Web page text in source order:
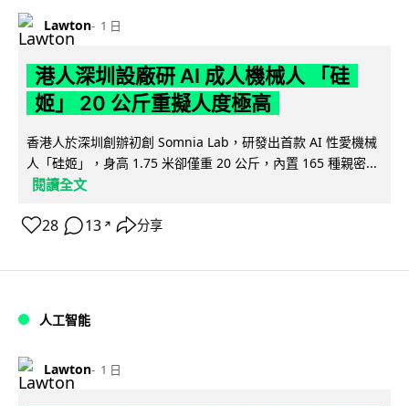
Lawton 1 日
港人深圳設廠研 AI 成人機械人 「硅
姬」 20 公斤重擬人度極高
香港人於深圳創辦初創 Somnia Lab，研發出首款 AI 性愛機械
人「硅姬」，身高 1.75 米卻僅重 20 公斤，內置 165 種親密...
閱讀全文
28 13 ↗ 分享
人工智能
Lawton 1 日